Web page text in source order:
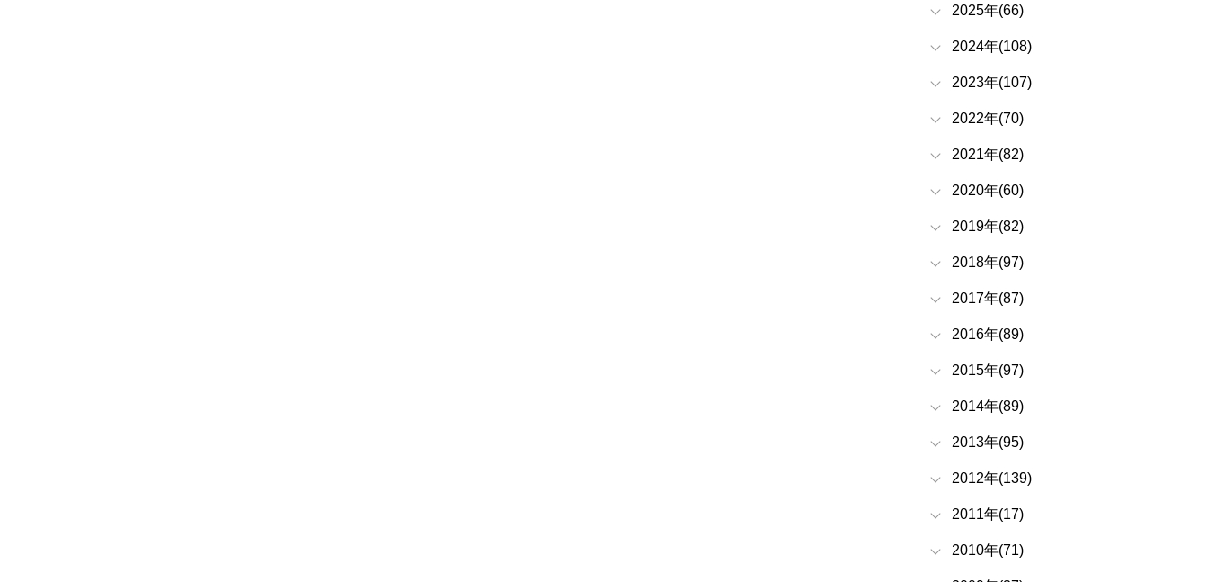
2025年(66)
2024年(108)
2023年(107)
2022年(70)
2021年(82)
2020年(60)
2019年(82)
2018年(97)
2017年(87)
2016年(89)
2015年(97)
2014年(89)
2013年(95)
2012年(139)
2011年(17)
2010年(71)